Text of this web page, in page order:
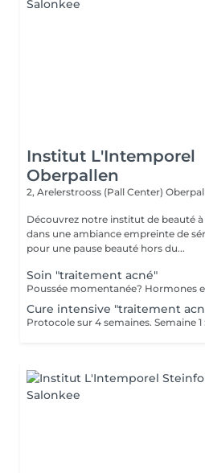
Institut L'Intemporel
Oberpallen
2, Arelerstrooss (Pall Center)
Découvrez notre institut de beauté à
dans une ambiance empreinte de
pour une pause beauté hors du...
Soin "traitement acné"
Cure intensive "traitement